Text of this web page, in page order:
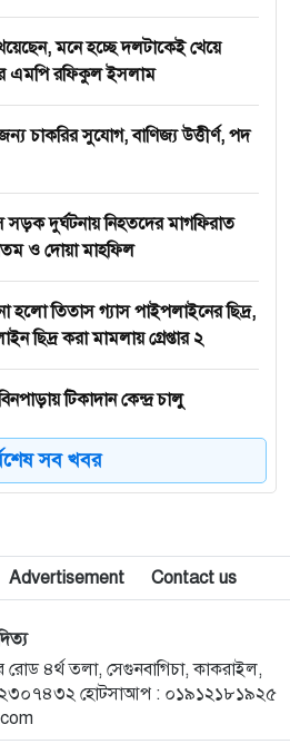
মনে হচ্ছে দলটাকেই খেয়ে
এমপি রফিকুল ইসলাম
চাকরির সুযোগ, বাণিজ্য উত্তীর্ণ, পদ
সড়ক দুর্ঘটনায় নিহতদের মাগফিরাত
ও দোয়া মাহফিল
হলো তিতাস গ্যাস পাইপলাইনের ছিদ্র,
ছিদ্র করা মামলায় গ্রেপ্তার ২
টিকাদান কেন্দ্র চালু
নিয়ে আমরা আগামীর বাংলাদেশকে
হয়রানির অভিযোগে নান্দাইলে সংবাদ
বিদ্যাপীঠে মাদকবিরোধী আলোচনা
সব খবর
Advertisement Contact us
রোড ৪র্থ তলা, সেগুনবাগিচা, কাকরাইল,
হোটসাআপ : ০১৯১২১৮১৯২৫